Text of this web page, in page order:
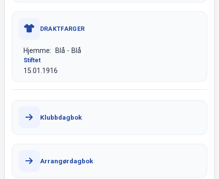
DRAKTFARGER
Hjemme: Blå - Blå
Stiftet
15.01.1916
Klubbdagbok
Arrangørdagbok